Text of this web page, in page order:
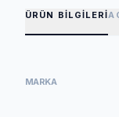
ÜRÜN BILGILERI
MARKA